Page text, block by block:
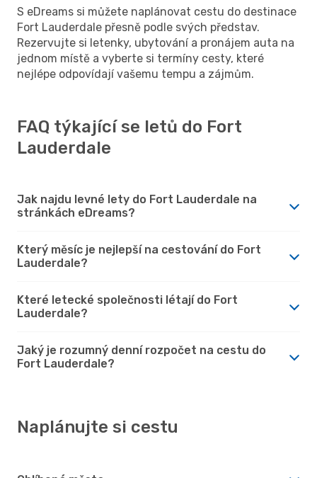
S eDreams si můžete naplánovat cestu do destinace
Fort Lauderdale přesně podle svých představ.
Rezervujte si letenky, ubytování a pronájem auta na
jednom místě a vyberte si termíny cesty, které
nejlépe odpovídají vašemu tempu a zájmům.
FAQ týkající se letů do Fort
Lauderdale
Jak najdu levné lety do Fort Lauderdale na
stránkách eDreams?
Který měsíc je nejlepší na cestování do Fort
Lauderdale?
Které letecké společnosti létají do Fort
Lauderdale?
Jaký je rozumný denní rozpočet na cestu do
Fort Lauderdale?
Naplánujte si cestu